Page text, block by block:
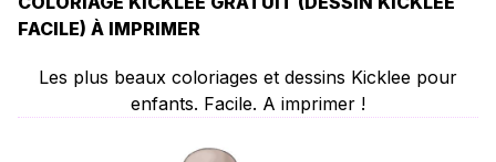
FACILE) À IMPRIMER
Les plus beaux coloriages et dessins Kicklee pour
enfants. Facile. A imprimer !